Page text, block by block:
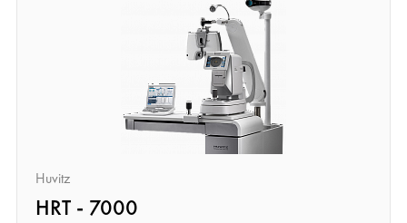
Huvitz
HRT - 7000